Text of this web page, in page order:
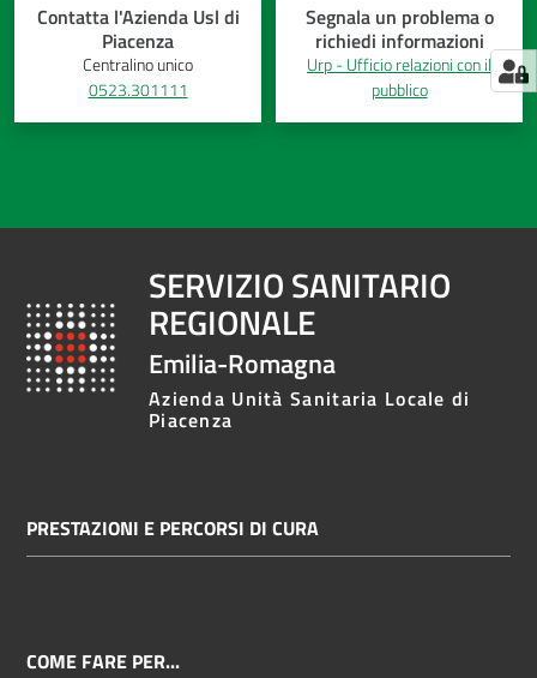
Contatta l'Azienda Usl di
Piacenza
Centralino unico
0523.301111
Segnala un problema o
richiedi informazioni
Urp - Ufficio relazioni con il
pubblico
SERVIZIO SANITARIO
REGIONALE
Emilia-Romagna
Azienda Unità Sanitaria Locale di
Piacenza
PRESTAZIONI E PERCORSI DI CURA
COME FARE PER...